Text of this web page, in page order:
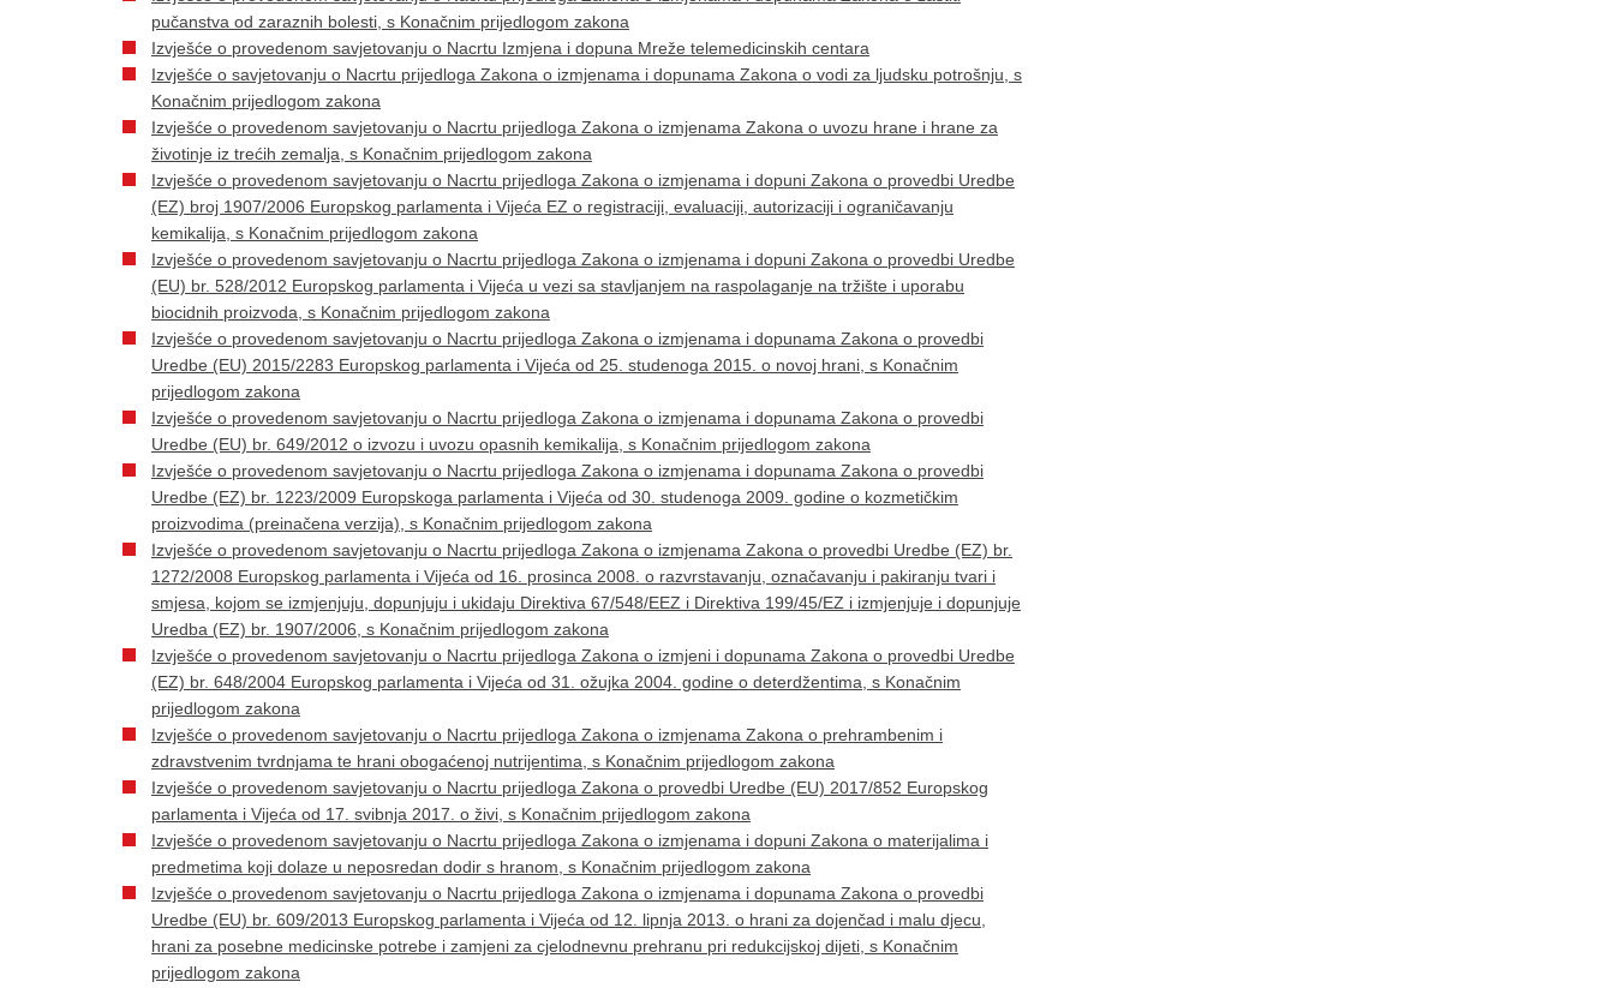
pučanstva od zaraznih bolesti, s Konačnim prijedlogom zakona
Izvješće o provedenom savjetovanju o Nacrtu Izmjena i dopuna Mreže telemedicinskih centara
Izvješće o savjetovanju o Nacrtu prijedloga Zakona o izmjenama i dopunama Zakona o vodi za ljudsku potrošnju, s
Konačnim prijedlogom zakona
Izvješće o provedenom savjetovanju o Nacrtu prijedloga Zakona o izmjenama Zakona o uvozu hrane i hrane za
životinje iz trećih zemalja, s Konačnim prijedlogom zakona
Izvješće o provedenom savjetovanju o Nacrtu prijedloga Zakona o izmjenama i dopuni Zakona o provedbi Uredbe
(EZ) broj 1907/2006 Europskog parlamenta i Vijeća EZ o registraciji, evaluaciji, autorizaciji i ograničavanju
kemikalija, s Konačnim prijedlogom zakona
Izvješće o provedenom savjetovanju o Nacrtu prijedloga Zakona o izmjenama i dopuni Zakona o provedbi Uredbe
(EU) br. 528/2012 Europskog parlamenta i Vijeća u vezi sa stavljanjem na raspolaganje na tržište i uporabu
biocidnih proizvoda, s Konačnim prijedlogom zakona
Izvješće o provedenom savjetovanju o Nacrtu prijedloga Zakona o izmjenama i dopunama Zakona o provedbi
Uredbe (EU) 2015/2283 Europskog parlamenta i Vijeća od 25. studenoga 2015. o novoj hrani, s Konačnim
prijedlogom zakona
Izvješće o provedenom savjetovanju o Nacrtu prijedloga Zakona o izmjenama i dopunama Zakona o provedbi
Uredbe (EU) br. 649/2012 o izvozu i uvozu opasnih kemikalija, s Konačnim prijedlogom zakona
Izvješće o provedenom savjetovanju o Nacrtu prijedloga Zakona o izmjenama i dopunama Zakona o provedbi
Uredbe (EZ) br. 1223/2009 Europskoga parlamenta i Vijeća od 30. studenoga 2009. godine o kozmetičkim
proizvodima (preinačena verzija), s Konačnim prijedlogom zakona
Izvješće o provedenom savjetovanju o Nacrtu prijedloga Zakona o izmjenama Zakona o provedbi Uredbe (EZ) br.
1272/2008 Europskog parlamenta i Vijeća od 16. prosinca 2008. o razvrstavanju, označavanju i pakiranju tvari i
smjesa, kojom se izmjenjuju, dopunjuju i ukidaju Direktiva 67/548/EEZ i Direktiva 199/45/EZ i izmjenjuje i dopunjuje
Uredba (EZ) br. 1907/2006, s Konačnim prijedlogom zakona
Izvješće o provedenom savjetovanju o Nacrtu prijedloga Zakona o izmjeni i dopunama Zakona o provedbi Uredbe
(EZ) br. 648/2004 Europskog parlamenta i Vijeća od 31. ožujka 2004. godine o deterdžentima, s Konačnim
prijedlogom zakona
Izvješće o provedenom savjetovanju o Nacrtu prijedloga Zakona o izmjenama Zakona o prehrambenim i
zdravstvenim tvrdnjama te hrani obogaćenoj nutrijentima, s Konačnim prijedlogom zakona
Izvješće o provedenom savjetovanju o Nacrtu prijedloga Zakona o provedbi Uredbe (EU) 2017/852 Europskog
parlamenta i Vijeća od 17. svibnja 2017. o živi, s Konačnim prijedlogom zakona
Izvješće o provedenom savjetovanju o Nacrtu prijedloga Zakona o izmjenama i dopuni Zakona o materijalima i
predmetima koji dolaze u neposredan dodir s hranom, s Konačnim prijedlogom zakona
Izvješće o provedenom savjetovanju o Nacrtu prijedloga Zakona o izmjenama i dopunama Zakona o provedbi
Uredbe (EU) br. 609/2013 Europskog parlamenta i Vijeća od 12. lipnja 2013. o hrani za dojenčad i malu djecu,
hrani za posebne medicinske potrebe i zamjeni za cjelodnevnu prehranu pri redukcijskoj dijeti, s Konačnim
prijedlogom zakona